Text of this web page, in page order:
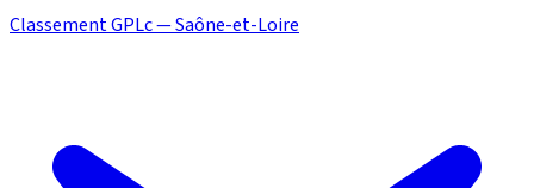
Classement GPLc — Saône-et-Loire